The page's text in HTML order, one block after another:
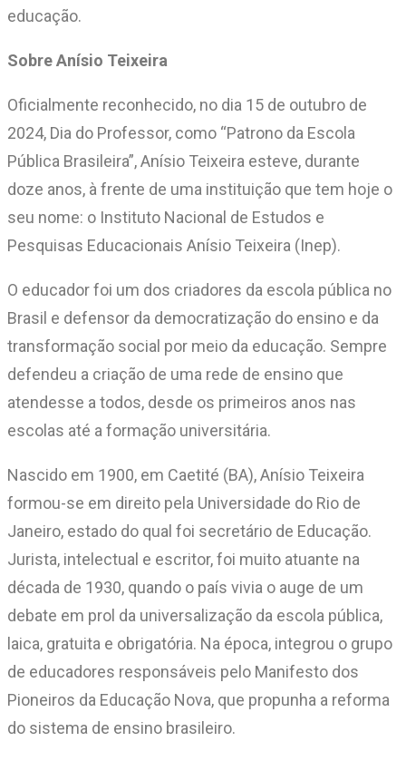
educação.
Sobre Anísio Teixeira
Oficialmente reconhecido, no dia 15 de outubro de
2024, Dia do Professor, como “Patrono da Escola
Pública Brasileira”, Anísio Teixeira esteve, durante
doze anos, à frente de uma instituição que tem hoje o
seu nome: o Instituto Nacional de Estudos e
Pesquisas Educacionais Anísio Teixeira (Inep).
O educador foi um dos criadores da escola pública no
Brasil e defensor da democratização do ensino e da
transformação social por meio da educação. Sempre
defendeu a criação de uma rede de ensino que
atendesse a todos, desde os primeiros anos nas
escolas até a formação universitária.
Nascido em 1900, em Caetité (BA), Anísio Teixeira
formou-se em direito pela Universidade do Rio de
Janeiro, estado do qual foi secretário de Educação.
Jurista, intelectual e escritor, foi muito atuante na
década de 1930, quando o país vivia o auge de um
debate em prol da universalização da escola pública,
laica, gratuita e obrigatória. Na época, integrou o grupo
de educadores responsáveis pelo Manifesto dos
Pioneiros da Educação Nova, que propunha a reforma
do sistema de ensino brasileiro.